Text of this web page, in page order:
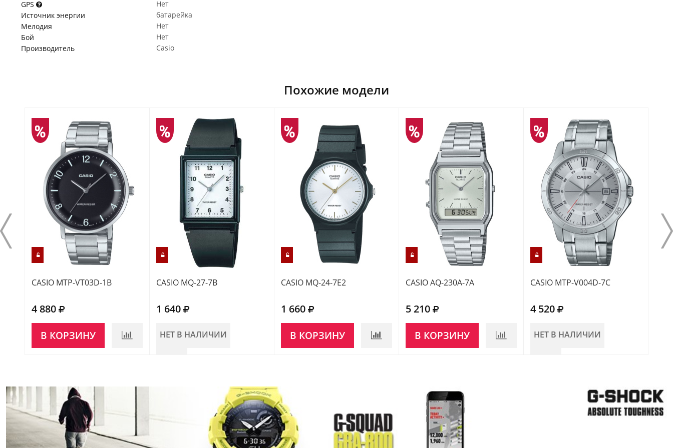
GPS
Нет
Источник энергии
батарейка
Мелодия
Нет
Бой
Нет
Производитель
Casio
Похожие модели
CASIO MTP-VT03D-1B
4 880
В КОРЗИНУ
CASIO MQ-27-7B
1 640
НЕТ В НАЛИЧИИ
CASIO MQ-24-7E2
1 660
В КОРЗИНУ
CASIO AQ-230A-7A
5 210
В КОРЗИНУ
CASIO MTP-V004D-7C
4 520
НЕТ В НАЛИЧИИ